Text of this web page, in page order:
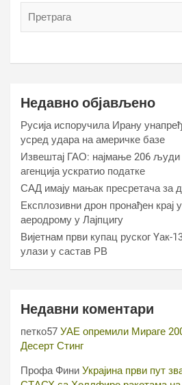
Недавно објављено
Русија испоручила Ирану
усред удара на америчке базе
Извештај ГАО: најмање 206
агенција ускратио податке
САД имају мањак пресретача за
Експлозивни дрон пронађен крај
аеродрому у Лајпцигу
Вијетнам први купац руског Yак-
улази у састав РВ
Недавни коментари
петко57 УАЕ опремили Мираге
Десерт Стинг
Профа Фини Украјина први пут